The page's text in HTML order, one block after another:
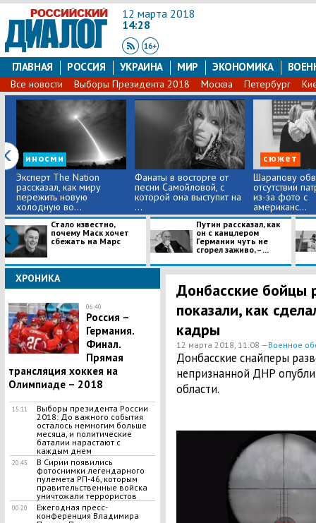
12 марта 2018
14:28
ГЛАВНАЯ РОССИЯ УКРАИНА МИР ЭКОНОМИКА
Все новости Выборы Президента 2018 Москва Петербург
иносми
Эксперт The Nation
рассказал, как миру
пережить новую
холодную во...
Фанаты в восторге от
песни Самойловой, с
которой она выступит на
...
сюжет
Шарапову
отсутствии
из-за фото с
американс...
Стало известно,
почему Маск хочет
сбежать на Марс
Путин рассказал, как
он с канцлером
Германии чуть не
сгорел заживо, – ...
ХРОНИКА
06:40
Россия –
Германия.
Финал.
Прямая
трансляция хоккея на
Олимпиаде – 2018
15:11
Выборы президента России
2018: До важного события
осталось немногим больше
месяца, и политические
баталии нарастают с
каждым днем
20:45
В Сирии появились
фотоснимки легендарного
пулемета РП-46, которым
правительственные войска
уничтожали террористов
00:20
Ежегодная пресс-
конференция Владимира
Донбасские бойцы
показали, как
кадры
12 марта 2018, 11:08 —Военное
​Донбасские снайперы
непризнанной ДНР
области.